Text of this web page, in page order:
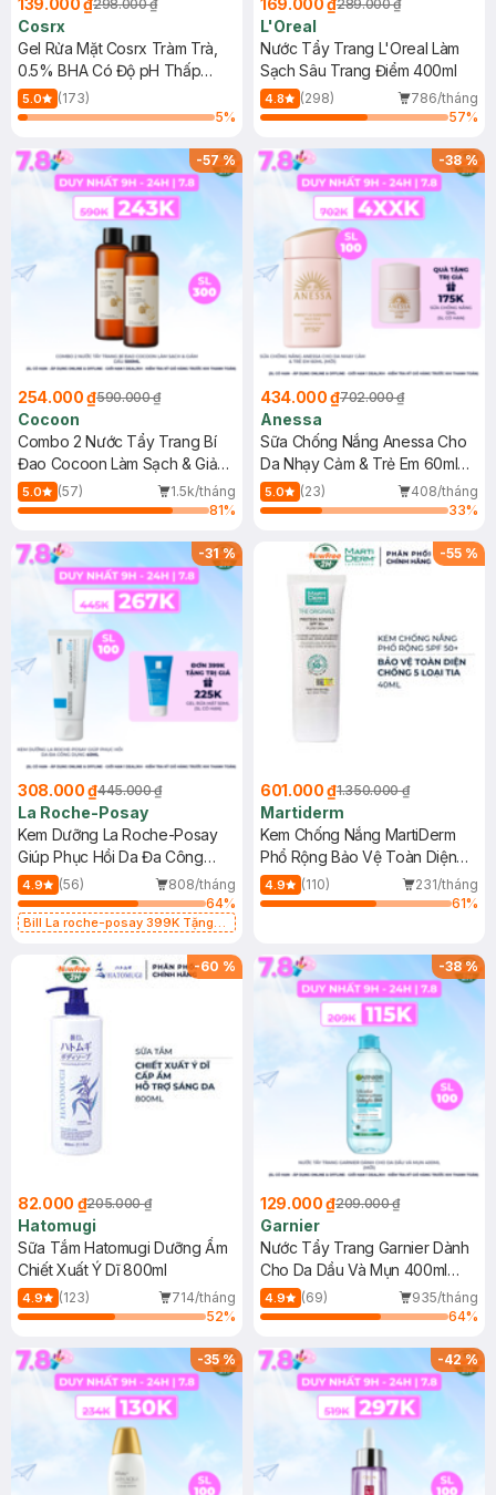
139.000 ₫298.000 ₫
Cosrx
Gel Rửa Mặt Cosrx Tràm Trà,
0.5% BHA Có Độ pH Thấp
150ml
5.0
(173)
5%
169.000 ₫289.000 ₫
L'Oreal
Nước Tẩy Trang L'Oreal Làm
Sạch Sâu Trang Điểm 400ml
4.8 (298)
786/tháng
57%
-57%
254.000 ₫590.000 ₫
Cocoon
Combo 2 Nước Tẩy Trang Bí
Đao Cocoon Làm Sạch & Giảm
Dầu 500ml
5.0 (57)
1.5k/tháng
81%
-38%
434.000 ₫702.000 ₫
Anessa
Sữa Chống Nắng Anessa Cho
Da Nhạy Cảm & Trẻ Em 60ml
(Mới)
5.0 (23)
408/tháng
33%
-31%
308.000 ₫445.000 ₫
La Roche-Posay
Kem Dưỡng La Roche-Posay
Giúp Phục Hồi Da Đa Công
Dụng 40ml
4.9 (56)
808/tháng
64%
Bill La roche-posay 399K Tặng
(SL có hạn)
-55 %
601.000 ₫1.350.000 ₫
Martiderm
Kem Chống Nắng MartiDerm
Phổ Rộng Bảo Vệ Toàn Diện
40ml
4.9 (110)
231/tháng
61%
-60 %
82.000 ₫205.000 ₫
Hatomugi
Sữa Tắm Hatomugi Dưỡng Ẩm
Chiết Xuất Ý Dĩ 800ml
4.9 (123)
714/tháng
52%
-38%
129.000 ₫209.000 ₫
Garnier
Nước Tẩy Trang Garnier Dành
Cho Da Dầu Và Mụn 400ml
(Mới)
4.9 (69)
935/tháng
64%
-35% -42%